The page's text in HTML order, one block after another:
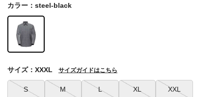
カラー：steel-black
S M L XL XXL
サイズ：XXXL サイズガイドはこちら